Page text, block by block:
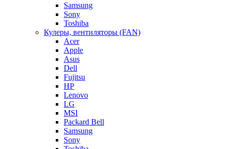
Samsung
Sony
Toshiba
Кулеры, вентиляторы (FAN)
Acer
Apple
Asus
Dell
Fujitsu
HP
Lenovo
LG
MSI
Packard Bell
Samsung
Sony